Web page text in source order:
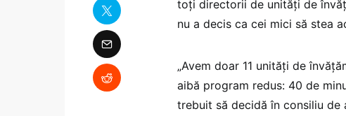
toți directorii de unități de
nu a decis ca cei mici să stea
„Avem doar 11 unități de
aibă program redus: 40 de
trebuit să decidă în consiliu de